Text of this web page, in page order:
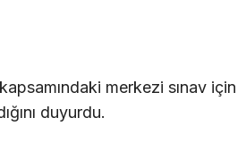
merkezi sınav için
duyurdu.